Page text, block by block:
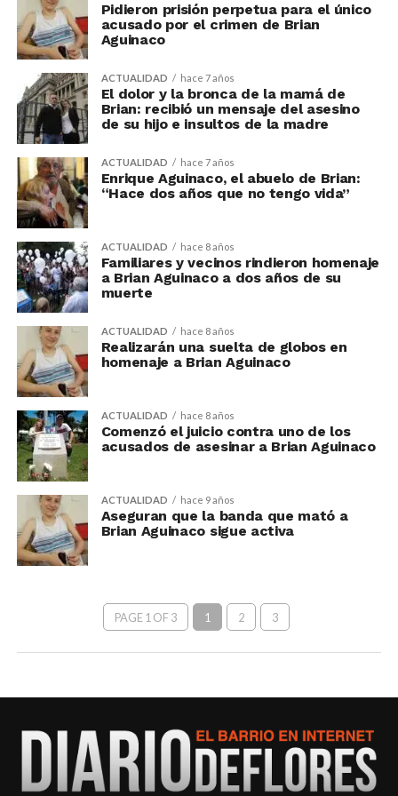
Pidieron prisión perpetua para el único
acusado por el crimen de Brian
Aguinaco
ACTUALIDAD hace 7 años
El dolor y la bronca de la mamá de
Brian: recibió un mensaje del asesino
de su hijo e insultos de la madre
ACTUALIDAD hace 7 años
Enrique Aguinaco, el abuelo de Brian:
“Hace dos años que no tengo vida”
ACTUALIDAD hace 8 años
Familiares y vecinos rindieron homenaje
a Brian Aguinaco a dos años de su
muerte
ACTUALIDAD hace 8 años
Realizarán una suelta de globos en
homenaje a Brian Aguinaco
ACTUALIDAD hace 8 años
Comenzó el juicio contra uno de los
acusados de asesinar a Brian Aguinaco
ACTUALIDAD hace 9 años
Aseguran que la banda que mató a
Brian Aguinaco sigue activa
PAGE 1 OF 3 1 2 3